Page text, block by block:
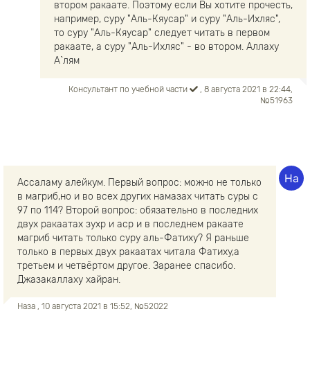
втором ракаате. Поэтому если Вы хотите прочесть,
например, суру "Аль-Кяусар" и суру "Аль-Ихляс",
то суру "Аль-Кяусар" следует читать в первом
ракаате, а суру "Аль-Ихляс" - во втором. Аллаху
А`лям
Консультант по учебной части
, 8 августа 2021 в 22:44,
№51963
Ассаламу алейкум. Первый вопрос: можно не только
в магриб,но и во всех других намазах читать суры с
97 по 114? Второй вопрос: обязательно в последних
двух ракаатах зухр и аср и в последнем ракаате
магриб читать только суру аль-Фатиху? Я раньше
только в первых двух ракаатах читала Фатиху,а
третьем и четвёртом другое. Заранее спасибо.
Джазакаллаху хайран.
Наза , 10 августа 2021 в 15:52, №52022